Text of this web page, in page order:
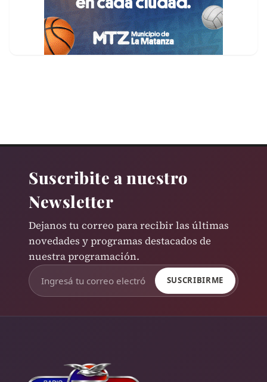
Suscribite a nuestro
Newsletter
Dejanos tu correo para recibir las últimas
novedades y programas destacados de
nuestra programación.
SUSCRIBIRME